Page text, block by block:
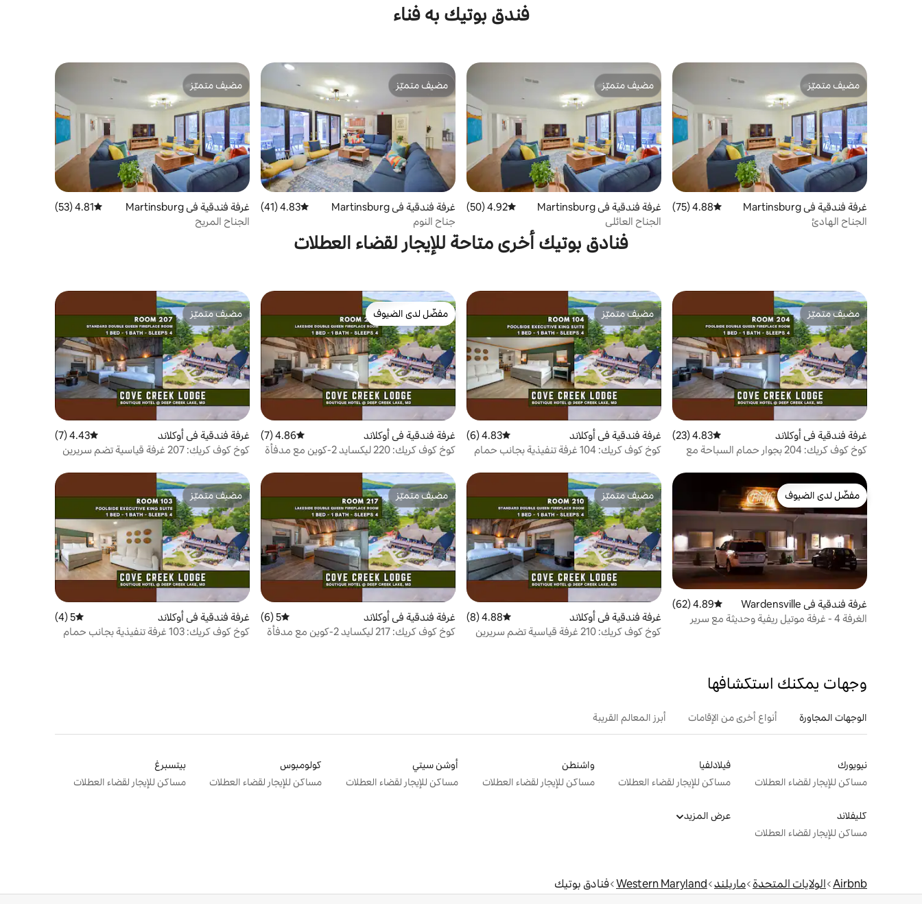
فندق بوتيك به فناء
مضيف متميّز
مضيف متميّز
غرفة فندقية في Martinsburg متوسط التقييم 4.88 من 5، 75 مراجعات
4.88 (75)
الجناح الهادئ
مضيف متميّز
مضيف متميّز
غرفة فندقية في Martinsburg متوسط التقييم 4.92 من 5، 50 مراجعات
4.92 (50)
الجناح العائلي
مضيف متميّز
مضيف متميّز
غرفة فندقية في Martinsburg متوسط التقييم 4.83 من 5، 41 مراجعات
4.83 (41)
جناح النوم
مضيف متميّز
مضيف متميّز
غرفة فندقية في Martinsburg متوسط التقييم 4.81 من 5، 53 مراجعات
4.81 (53)
الجناح المريح
فنادق بوتيك أخرى متاحة للإيجار لقضاء العطلات
مضيف متميّز
مضيف متميّز
غرفة فندقية في أوكلاند متوسط التقييم 4.83 من 5، 23 مراجعات
4.83 (23)
كوخ كوف كريك: 204 بجوار حمام السباحة مع
مضيف متميّز
مضيف متميّز
غرفة فندقية في أوكلاند متوسط التقييم 4.83 من 5، 6 مراجعات
4.83 (6)
كوخ كوف كريك: 104 غرفة تنفيذية بجانب حمام
مفضّل لدى الضيوف
مفضّل لدى الضيوف
غرفة فندقية في أوكلاند متوسط التقييم 4.86 من 5، 7 مراجعات
4.86 (7)
كوخ كوف كريك: 220 ليكسايد 2-كوين مع مدفأة
مضيف متميّز
مضيف متميّز
غرفة فندقية في أوكلاند متوسط التقييم 4.43 من 5، 7 مراجعات
4.43 (7)
كوخ كوف كريك: 207 غرفة قياسية تضم سريرين
مفضّل لدى الضيوف
مفضّل لدى الضيوف
غرفة فندقية في Wardensville متوسط التقييم 4.89 من 5، 62 مراجعات
4.89 (62)
الغرفة 4 - غرفة موتيل ريفية وحديثة مع سرير
مضيف متميّز
مضيف متميّز
غرفة فندقية في أوكلاند متوسط التقييم 4.88 من 5، 8 مراجعات
4.88 (8)
كوخ كوف كريك: 210 غرفة قياسية تضم سريرين
مضيف متميّز
مضيف متميّز
غرفة فندقية في أوكلاند متوسط التقييم 5 من 5، 6 مراجعات
5 (6)
كوخ كوف كريك: 217 ليكسايد 2-كوين مع مدفأة
مضيف متميّز
مضيف متميّز
غرفة فندقية في أوكلاند متوسط التقييم 5 من 5، 4 مراجعات
5 (4)
كوخ كوف كريك: 103 غرفة تنفيذية بجانب حمام
وجهات يمكنك استكشافها
الوجهات المجاورة أنواع أخرى من الإقامات أبرز المعالم القريبة
نيويورك
مساكن للإيجار لقضاء العطلات
فيلادلفيا
مساكن للإيجار لقضاء العطلات
واشنطن
مساكن للإيجار لقضاء العطلات
أوشن سيتي
مساكن للإيجار لقضاء العطلات
كولومبوس
مساكن للإيجار لقضاء العطلات
بيتسبرغ
مساكن للإيجار لقضاء العطلات
كليفلاند
مساكن للإيجار لقضاء العطلات
عرض المزيد
Airbnb الولايات المتحدة ماريلند Western Maryland فنادق بوتيك